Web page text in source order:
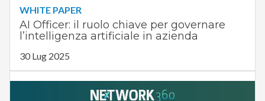
WHITE PAPER
AI Officer: il ruolo chiave per governare
l’intelligenza artificiale in azienda
30 Lug 2025